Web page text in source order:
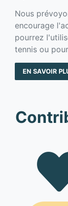
Nous
encourage
pourrez
tennis ou
EN SAVOIR